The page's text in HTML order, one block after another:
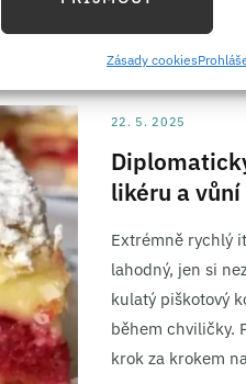
Používání přesných údajů o
základě aktivně
Zajištění bezpečnosti,
odstraňování chyb,
Ukládání a sdělování voleb
Zásady cookies
22. 5. 2025
likéru a
Extrémně rychlý
lahodný, jen si
kulatý piškotový
během chviličky.
krok za krokem